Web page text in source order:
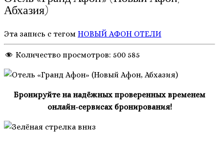
Абхазия)
Эта запись с тегом НОВЫЙ АФОН ОТЕЛИ
Количество просмотров: 500 585
Бронируйте на надёжных проверенных временем
онлайн-сервисах бронирования!